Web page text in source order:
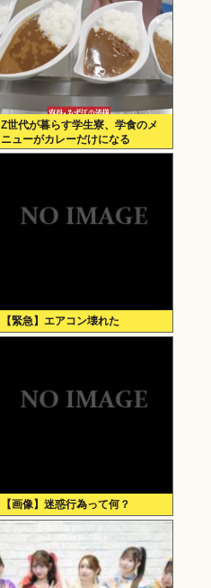
Z世代が暮らす学生寮、学食のメ
ニューがカレーだけになる
【緊急】エアコン壊れた
【画像】迷惑行為って何？